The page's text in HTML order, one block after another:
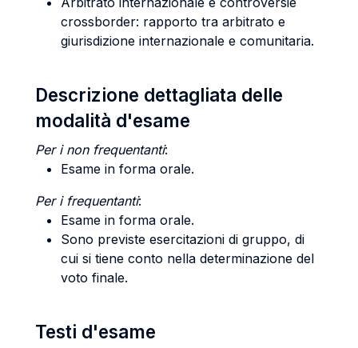
crossborder: rapporto tra arbitrato e
giurisdizione internazionale e comunitaria.
Descrizione dettagliata delle
modalità d'esame
Per i non frequentanti:
Esame in forma orale.
Per i frequentanti:
Esame in forma orale.
Sono previste esercitazioni di gruppo, di
cui si tiene conto nella determinazione del
voto finale.
Testi d'esame